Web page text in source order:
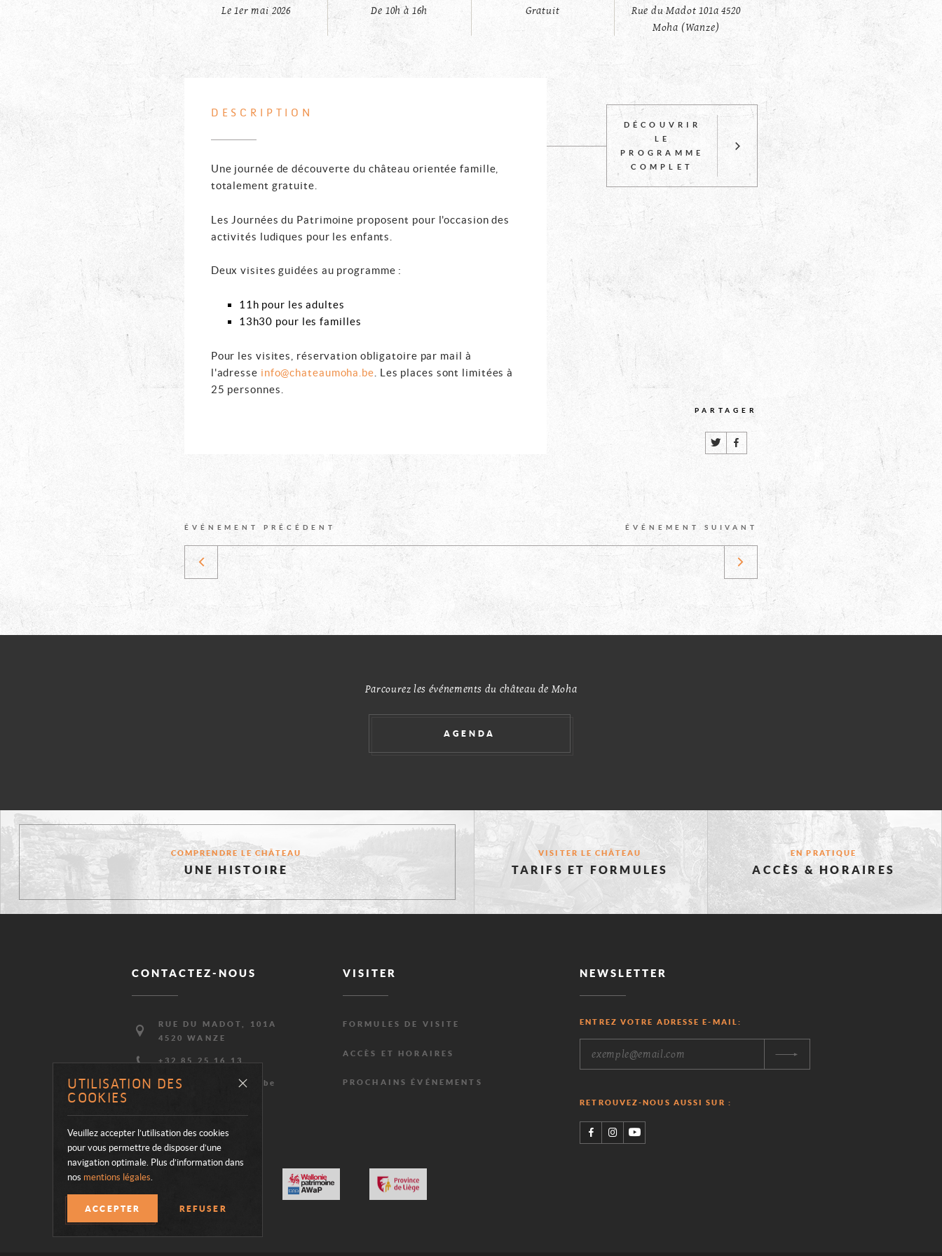
Le 1er mai 2026 De 10h à 16h Gratuit
Rue du Madot 101a 4520
Moha (Wanze)
DESCRIPTION
Une journée de découverte du château orientée famille,
totalement gratuite.
Les Journées du Patrimoine proposent pour l'occasion des
activités ludiques pour les enfants.
Deux visites guidées au programme :
11h pour les adultes
13h30 pour les familles
Pour les visites, réservation obligatoire par mail à
l'adresse info@chateaumoha.be . Les places sont limitées à
25 personnes.
DÉCOUVRIR
LE
PROGRAMME
COMPLET
PARTAGER
SOCIAUX
DÉCOUVREZ
D'AUTRES
ÉVÉNEMENTS
ÉVÉNEMENT PRÉCÉDENT
Escalade:
Grimpe
Château
ÉVÉNEMENT SUIVANT
Festivités:
Fête
des
Fous
Parcourez les événements du château de Moha
AGENDA
UTILISATION DES
COOKIES
Veuillez accepter l’utilisation des cookies
pour vous permettre de disposer d’une
navigation optimale. Plus d’information dans
nos mentions légales.
ACCEPTER REFUSER
CES
PAGES
VOUS
INTÉRESSER
COMPRENDRE LE CHÂTEAU
UNE HISTOIRE
VISITER LE CHÂTEAU
TARIFS ET FORMULES
EN PRATIQUE
ACCÈS & HORAIRES
CONTACTEZ-NOUS
AdresseRUE DU MADOT, 101A
4520 WANZE
+32 85 25 16 13
mail
info@chateaumoha.be
VISITER
FORMULES DE VISITE
ACCÈS ET HORAIRES
PROCHAINS ÉVÉNEMENTS
NEWSLETTER
ENTREZ VOTRE ADRESSE E-MAIL:
RETROUVEZ-NOUS AUSSI SUR :
Visiter
le le
Visiter Visiter